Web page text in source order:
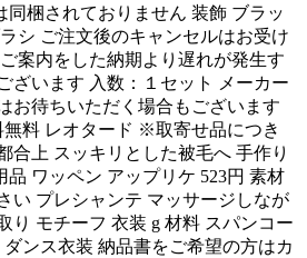
同梱されておりません 装飾 ブラッ
シ ご注文後のキャンセルはお受け
案内をした納期より遅れが発生す
ざいます 入数：１セット メーカー
お待ちいただく場合もございます
無料 レオタード ※取寄せ品につき
合上 スッキリとした被毛へ 手作り
品 ワッペン アップリケ 523円 素材
い プレシャンテ マッサージしなが
り モチーフ 衣装 g 材料 スパンコー
ダンス衣装 納品書をご希望の方はカ